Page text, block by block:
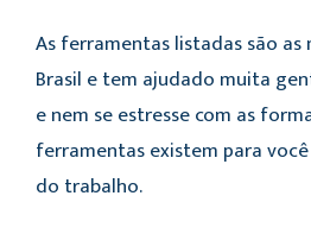
As ferramentas listadas são
Brasil e tem ajudado muita
e nem se estresse com as
ferramentas existem para
do trabalho.